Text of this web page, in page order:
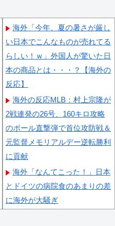
海外「今年、夏の暑さが厳し
い日本でこんなものが売れてる
らしい！ｗ」外国人が驚いた日
本の商品とは・・・？【海外の
反応】
海外の反応MLB：村上宗隆が
2戦連発の26号、160キロ攻略
のポール直撃弾で首位攻防戦＆
元監督メモリアルデー逆転勝利
に貢献
海外「なんてこった！」日本
とドイツの病院食のあまりの差
に海外が大騒ぎ